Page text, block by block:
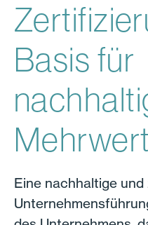
Basis für
Mehrwert
Eine nachhaltige